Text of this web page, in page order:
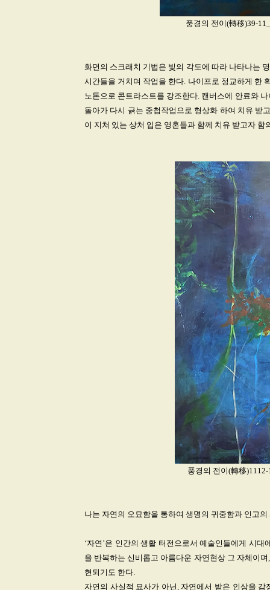
풍경의 전이(轉移)39-
화면의 스크래치 기법은 빛의 각도에 따라 나타나는
시간들을 거치며 작업을 한다. 나이프로 정교하게 한
노톤으로 콘트라스트를 강조한다. 캔버스에 안료와
돌아가 다시 긁는 중첩작업으로 형상화 하여 치유 받
이 지쳐 있는 상처 입은 영혼들과 함께 치유 받고자 함
풍경의 전이(轉移
나는 자연의 오묘함을 통하여 생명의 귀중함과 인고
‘자연’은 인간의 생활 터전으로서 예술인들에게 시
을 반복하는 신비롭고 아름다운 자연현상 그 자체이
현되기도 한다.
자연의 사실적 묘사가 아닌, 자연에서 받은 인상을